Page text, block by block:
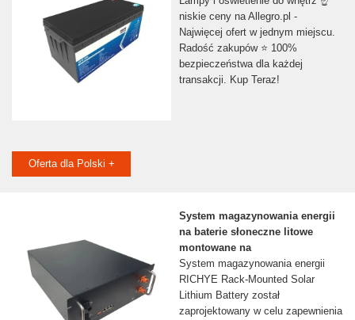
niskie ceny na Allegro.pl -
Najwięcej ofert w jednym miejscu.
Radość zakupów ⭐ 100%
bezpieczeństwa dla każdej
transakcji. Kup Teraz!
Oferta dla Polski +
System magazynowania energii
na baterie słoneczne litowe
montowane na
System magazynowania energii
RICHYE Rack-Mounted Solar
Lithium Battery został
zaprojektowany w celu zapewnienia